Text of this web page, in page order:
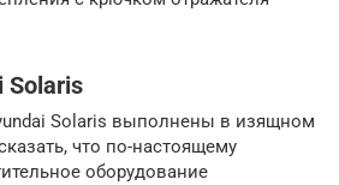
Solaris
Solaris выполнены в изящном
что по-настоящему
оборудование